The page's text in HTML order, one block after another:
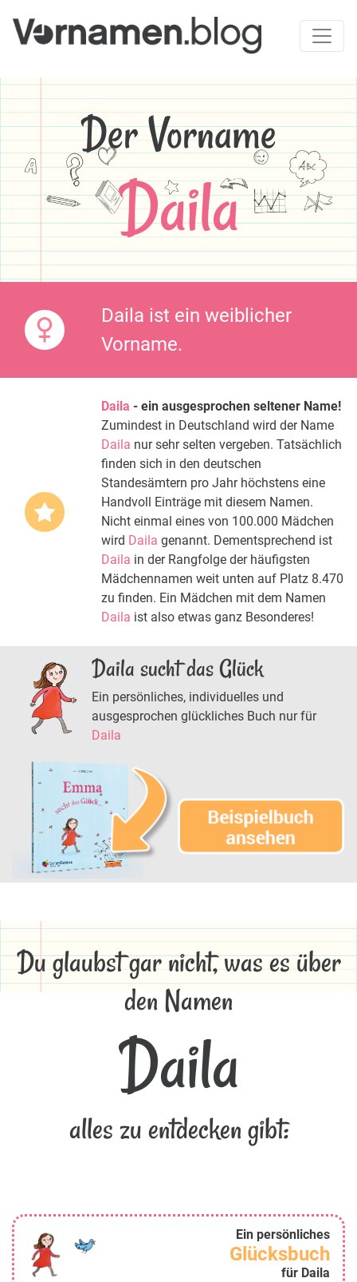
Der Vorname
Daila
Daila ist ein weiblicher
Vorname.
Daila - ein ausgesprochen seltener Name!
Zumindest in Deutschland wird der Name
Daila nur sehr selten vergeben. Tatsächlich
finden sich in den deutschen
Standesämtern pro Jahr höchstens eine
Handvoll Einträge mit diesem Namen.
Nicht einmal eines von 100.000 Mädchen
wird Daila genannt. Dementsprechend ist
Daila in der Rangfolge der häufigsten
Mädchennamen weit unten auf Platz 8.470
zu finden. Ein Mädchen mit dem Namen
Daila ist also etwas ganz Besonderes!
Daila sucht das Glück
Ein persönliches, individuelles und
ausgesprochen glückliches Buch nur für
Daila
Du glaubst gar nicht, was es über
den Namen
Daila
alles zu entdecken gibt:
Ein persönliches
Glücksbuch
für Daila